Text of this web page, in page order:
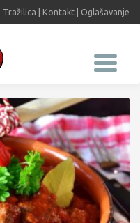
Tražilica Kontakt Oglašavanje